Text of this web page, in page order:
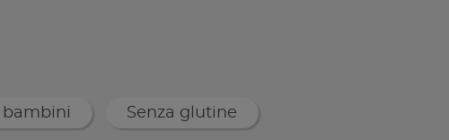
bambini Senza glutine